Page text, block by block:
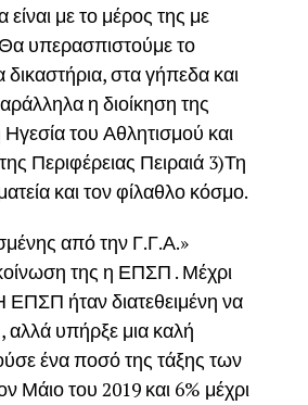
με το μέρος της με
υπερασπιστούμε το
στα γήπεδα και
η διοίκηση της
του Αθλητισμού και
Περιφέρειας Πειραιά 3)Τη
και τον φίλαθλο κόσμο.
από την Γ.Γ.Α.»
της η ΕΠΣΠ . Μέχρι
ΕΠΣΠ ήταν διατεθειμένη να
αλλά υπήρξε μια καλή
ένα ποσό της τάξης των
Μάιο του 2019 και 6% μέχρι